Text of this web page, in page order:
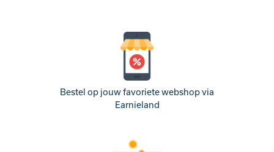
Bestel op jouw favoriete webshop via
Earnieland